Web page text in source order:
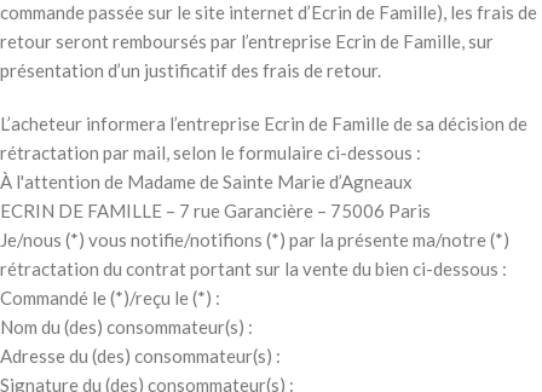
commande passée sur le site internet d’Ecrin de Famille), les frais de
retour seront remboursés par l’entreprise Ecrin de Famille, sur
présentation d’un justificatif des frais de retour.
L’acheteur informera l’entreprise Ecrin de Famille de sa décision de
rétractation par mail, selon le formulaire ci-dessous :
À l'attention de Madame de Sainte Marie d’Agneaux
ECRIN DE FAMILLE – 7 rue Garancière – 75006 Paris
Je/nous (*) vous notifie/notifions (*) par la présente ma/notre (*)
rétractation du contrat portant sur la vente du bien ci-dessous :
Commandé le (*)/reçu le (*) :
Nom du (des) consommateur(s) :
Adresse du (des) consommateur(s) :
Signature du (des) consommateur(s) :